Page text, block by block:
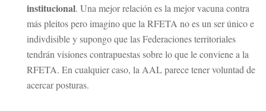
institucional. Una mejor relación es la mejor vacuna contra
más pleitos pero imagino que la RFETA no es un ser único e
indivdisible y supongo que las Federaciones territoriales
tendrán visiones contrapuestas sobre lo que le conviene a la
RFETA. En cualquier caso, la AAL parece tener voluntad de
acercar posturas.